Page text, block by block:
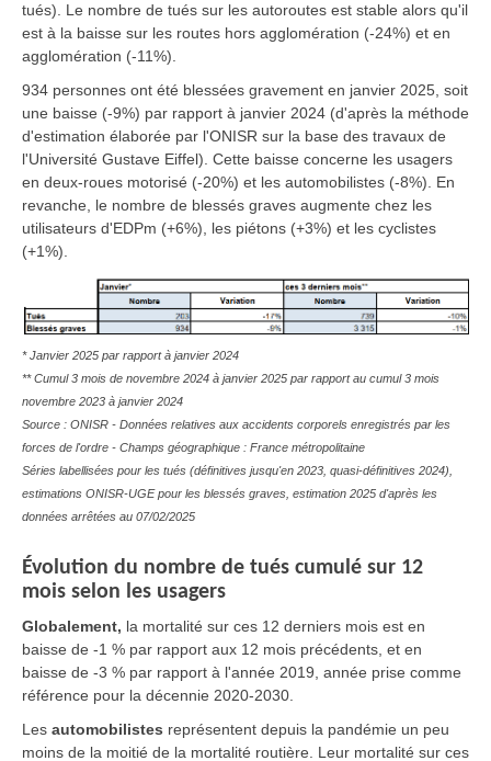
tués). Le nombre de tués sur les autoroutes est stable alors qu'il
est à la baisse sur les routes hors agglomération (-24%) et en
agglomération (-11%).
934 personnes ont été blessées gravement en janvier 2025, soit
une baisse (-9%) par rapport à janvier 2024 (d'après la méthode
d'estimation élaborée par l'ONISR sur la base des travaux de
l'Université Gustave Eiffel). Cette baisse concerne les usagers
en deux-roues motorisé (-20%) et les automobilistes (-8%). En
revanche, le nombre de blessés graves augmente chez les
utilisateurs d'EDPm (+6%), les piétons (+3%) et les cyclistes
(+1%).
* Janvier 2025 par rapport à janvier 2024
** Cumul 3 mois de novembre 2024 à janvier 2025 par rapport au cumul 3 mois
novembre 2023 à janvier 2024
Source : ONISR - Données relatives aux accidents corporels enregistrés par les
forces de l'ordre - Champs géographique : France métropolitaine
Séries labellisées pour les tués (définitives jusqu'en 2023, quasi-définitives 2024),
estimations ONISR-UGE pour les blessés graves, estimation 2025 d'après les
données arrêtées au 07/02/2025
Évolution du nombre de tués cumulé sur 12
mois selon les usagers
Globalement, la mortalité sur ces 12 derniers mois est en
baisse de -1 % par rapport aux 12 mois précédents, et en
baisse de -3 % par rapport à l'année 2019, année prise comme
référence pour la décennie 2020-2030.
Les automobilistes représentent depuis la pandémie un peu
moins de la moitié de la mortalité routière. Leur mortalité sur ces